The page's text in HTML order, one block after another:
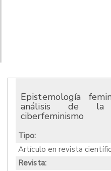
Epistemología
análisis de la
ciberfeminismo
Tipo:
Artículo en revista
Revista: